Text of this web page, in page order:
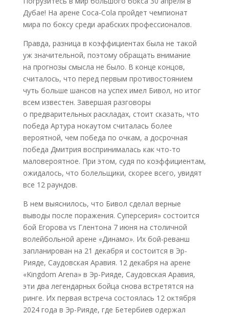
Дубае! На арене Coca-Cola пройдет чемпионат
мира по боксу среди арабских профессионалов.
Правда, разница в коэффициентах была не такой
уж значительной, поэтому обращать внимание
на прогнозы смысла не было. В конце концов,
считалось, что перед первым противостоянием
чуть больше шансов на успех имел Бивол, но итог
всем известен. Завершая разговоры
о предварительных раскладах, стоит сказать, что
победа Артура нокаутом считалась более
вероятной, чем победа по очкам, а досрочная
победа Дмитрия воспринималась как что-то
маловероятное. При этом, судя по коэффициентам,
ожидалось, что болельщики, скорее всего, увидят
все 12 раундов.
В нем выяснилось, что Бивол сделал верные
выводы после поражения. Суперсерия» состоится
бой Егорова vs Глентона 7 июня на столичной
волейбольной арене «Динамо». Их бой-реванш
запланирован на 21 декабря и состоится в Эр-
Рияде, Саудовская Аравия. 12 декабря на арене
«Kingdom Arena» в Эр-Рияде, Саудовская Аравия,
эти два легендарных бойца снова встретятся на
ринге. Их первая встреча состоялась 12 октября
2024 года в Эр-Рияде, где Бетербиев одержал